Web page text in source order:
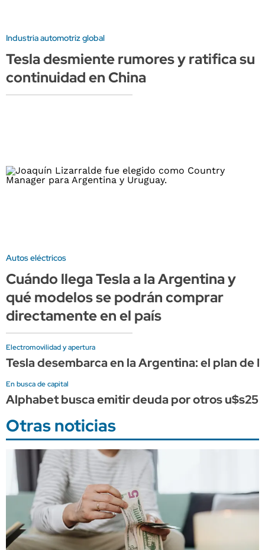
Industria automotriz global
Tesla desmiente rumores y ratifica su
continuidad en China
Autos eléctricos
Cuándo llega Tesla a la Argentina y
qué modelos se podrán comprar
directamente en el país
Electromovilidad y apertura
Tesla desembarca en la Argentina: el plan
En busca de capital
Alphabet busca emitir deuda por otros
Otras noticias